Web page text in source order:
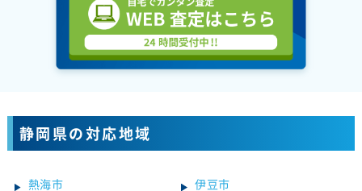
静岡県の対応地域
熱海市 伊豆市